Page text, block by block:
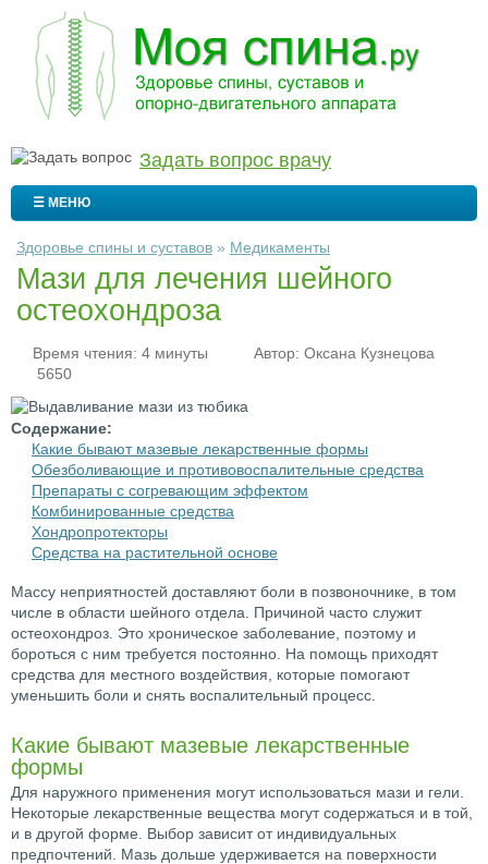
Задать вопрос врачу
☰ МЕНЮ
Здоровье спины и суставов » Медикаменты
Мази для лечения шейного
остеохондроза
Время чтения: 4 минуты Автор: Оксана Кузнецова
5650
Содержание:
Какие бывают мазевые лекарственные формы
Обезболивающие и противовоспалительные средства
Препараты с согревающим эффектом
Комбинированные средства
Хондропротекторы
Средства на растительной основе
Массу неприятностей доставляют боли в позвоночнике, в том
числе в области шейного отдела. Причиной часто служит
остеохондроз. Это хроническое заболевание, поэтому и
бороться с ним требуется постоянно. На помощь приходят
средства для местного воздействия, которые помогают
уменьшить боли и снять воспалительный процесс.
Какие бывают мазевые лекарственные
формы
Для наружного применения могут использоваться мази и гели.
Некоторые лекарственные вещества могут содержаться и в той,
и в другой форме. Выбор зависит от индивидуальных
предпочтений. Мазь дольше удерживается на поверхности